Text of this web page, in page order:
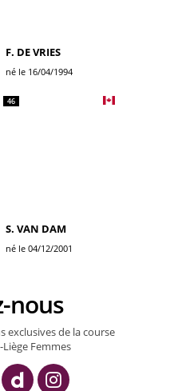
F. DE VRIES
né le 16/04/1994
46
S. VAN DAM
né le 04/12/2001
nous
exclusives de la course
Femmes